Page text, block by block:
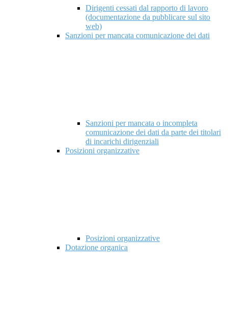
Dirigenti cessati dal rapporto di lavoro
(documentazione da pubblicare sul sito
web)
Sanzioni per mancata comunicazione dei dati
Sanzioni per mancata o incompleta
comunicazione dei dati da parte dei titolari
di incarichi dirigenziali
Posizioni organizzative
Posizioni organizzative
Dotazione organica